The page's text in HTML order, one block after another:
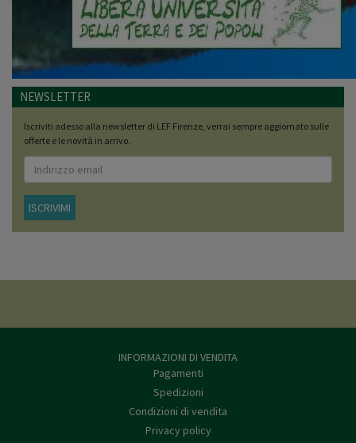
NEWSLETTER
Iscriviti adesso alla newsletter di LEF Firenze, verrai sempre aggiornato sulle
offerte e le novità in arrivo.
ISCRIVIMI
INFORMAZIONI DI VENDITA
Pagamenti
Spedizioni
Condizioni di vendita
Privacy policy